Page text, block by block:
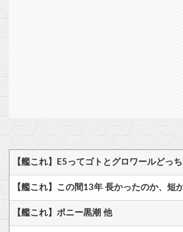
【艦これ】E5ってゴトとグロワールどっ
【艦これ】この間13年 長かったのか、短
【艦これ】ポニー黒潮 他